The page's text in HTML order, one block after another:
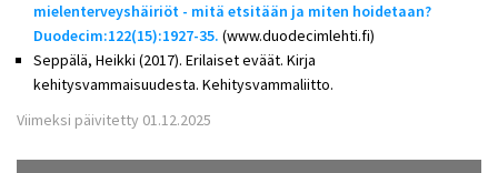
mielenterveyshäiriöt - mitä etsitään ja miten hoidetaan?
Duodecim:122(15):1927-35. (www.duodecimlehti.fi)
Seppälä, Heikki (2017). Erilaiset eväät. Kirja
kehitysvammaisuudesta. Kehitysvammaliitto.
Viimeksi päivitetty 01.12.2025